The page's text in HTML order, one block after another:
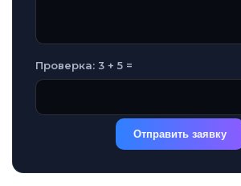
Проверка: 3 + 5 =
Отправить заявку